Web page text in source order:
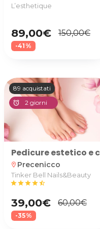
L’esthetique
89,00€ 150,00€
-41%
89 acquistati
alarm 2 giorni
Pedicure estetico e
location_on Precenicco
Tinker Bell Nails&Beauty
starstarstarstarstar_half
39,00€ 60,00€
-35%